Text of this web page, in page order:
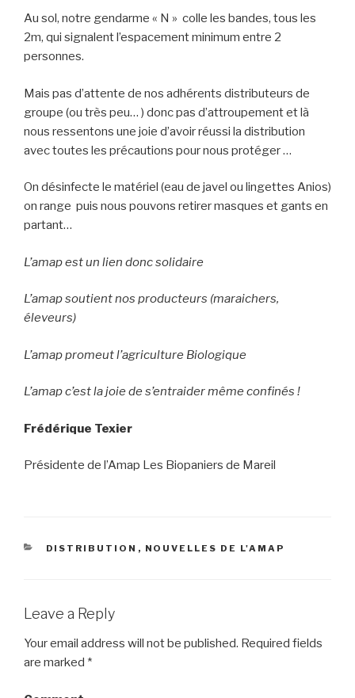
Au sol, notre gendarme « N » colle les bandes, tous les
2m, qui signalent l’espacement minimum entre 2
personnes.
Mais pas d’attente de nos adhérents distributeurs de
groupe (ou très peu… ) donc pas d’attroupement et là
nous ressentons une joie d’avoir réussi la distribution
avec toutes les précautions pour nous protéger …
On désinfecte le matériel (eau de javel ou lingettes Anios)
on range puis nous pouvons retirer masques et gants en
partant…
L’amap est un lien donc solidaire
L’amap soutient nos producteurs (maraichers,
éleveurs)
L’amap promeut l’agriculture Biologique
L’amap c’est la joie de s’entraider même confinés !
Frédérique Texier
Présidente de l’Amap Les Biopaniers de Mareil
CATEGORIES
DISTRIBUTION , NOUVELLES DE L'AMAP
Leave a Reply
Your email address will not be published. Required fields
are marked *